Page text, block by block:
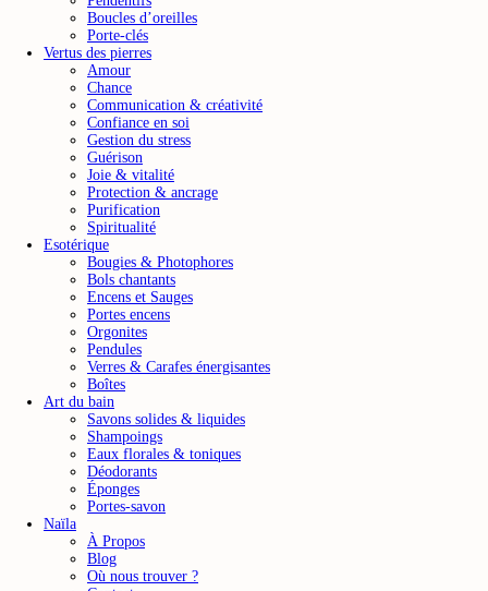
Boucles d’oreilles
Porte-clés
Vertus des pierres
Amour
Chance
Communication & créativité
Confiance en soi
Gestion du stress
Guérison
Joie & vitalité
Protection & ancrage
Purification
Spiritualité
Esotérique
Bougies & Photophores
Bols chantants
Encens et Sauges
Portes encens
Orgonites
Pendules
Verres & Carafes énergisantes
Boîtes
Art du bain
Savons solides & liquides
Shampoings
Eaux florales & toniques
Déodorants
Éponges
Portes-savon
Naïla
À Propos
Blog
Où nous trouver ?